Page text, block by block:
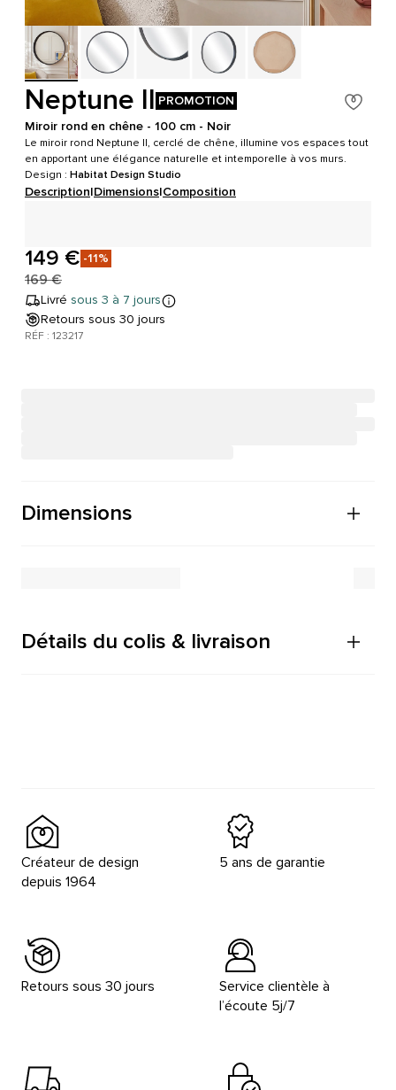
Neptune II PROMOTION
Miroir rond en chêne - 100 cm - Noir
Le miroir rond Neptune II, cerclé de chêne, illumine vos espaces tout
en apportant une élégance naturelle et intemporelle à vos murs.
Design : Habitat Design Studio
Description|Dimensions|Composition
149 € -11%
169 €
Livré sous 3 à 7 jours
Retours sous 30 jours
RÉF : 123217
Dimensions
Détails du colis & livraison
Créateur de design
depuis 1964
5 ans de garantie
Retours sous 30 jours
Service clientèle à
l’écoute 5j/7